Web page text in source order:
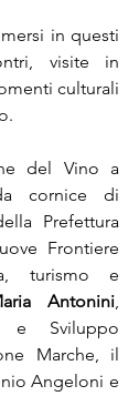
in questi
visite in
culturali
del Vino a
cornice di
Prefettura
Frontiere
turismo e
Antonini,
e Sviluppo
Marche, il
Angeloni e